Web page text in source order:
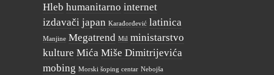
Hleb humanitarno internet
izdavači japan Karađorđević latinica
Manjine Megatrend Mil ministarstvo
kulture Mića Miše Dimitrijevića
mobing Morski šoping centar Nebojša